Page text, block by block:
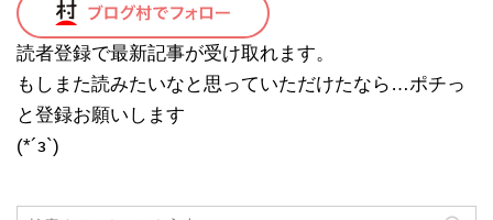
読者登録で最新記事が受け取れます。
もしまた読みたいなと思っていただけたなら…ポチっ
と登録お願いします
(*´з`)